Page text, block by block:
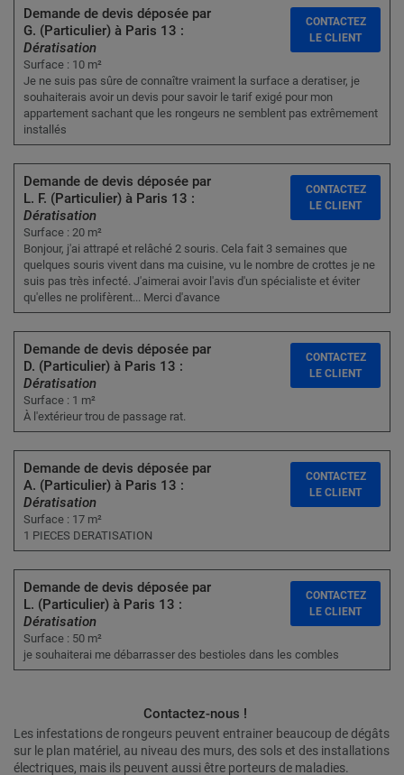
Demande de devis déposée par
G. (Particulier) à Paris 13 :
Dératisation
Surface : 10 m²
Je ne suis pas sûre de connaître vraiment la surface a deratiser, je
souhaiterais avoir un devis pour savoir le tarif exigé pour mon
appartement sachant que les rongeurs ne semblent pas extrêmement
installés
CONTACTEZ
LE CLIENT
Demande de devis déposée par
L. F. (Particulier) à Paris 13 :
Dératisation
Surface : 20 m²
Bonjour, j'ai attrapé et relâché 2 souris. Cela fait 3 semaines que
quelques souris vivent dans ma cuisine, vu le nombre de crottes je ne
suis pas très infecté. J'aimerai avoir l'avis d'un spécialiste et éviter
qu'elles ne prolifèrent... Merci d'avance
CONTACTEZ
LE CLIENT
Demande de devis déposée par
D. (Particulier) à Paris 13 :
Dératisation
Surface : 1 m²
À l'extérieur trou de passage rat.
CONTACTEZ
LE CLIENT
Demande de devis déposée par
A. (Particulier) à Paris 13 :
Dératisation
Surface : 17 m²
1 PIECES DERATISATION
CONTACTEZ
LE CLIENT
Demande de devis déposée par
L. (Particulier) à Paris 13 :
Dératisation
Surface : 50 m²
je souhaiterai me débarrasser des bestioles dans les combles
CONTACTEZ
LE CLIENT
Contactez-nous !
Les infestations de rongeurs peuvent entrainer beaucoup de dégâts
sur le plan matériel, au niveau des murs, des sols et des installations
électriques, mais ils peuvent aussi être porteurs de maladies.